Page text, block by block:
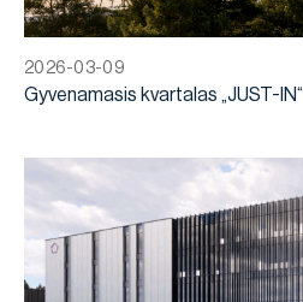
2026-03-09
Gyvenamasis kvartalas „JUST-IN“